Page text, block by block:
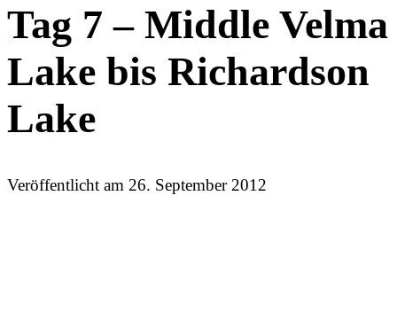
Tag 7 – Middle Velma
Lake bis Richardson
Lake
Veröffentlicht am 26. September 2012